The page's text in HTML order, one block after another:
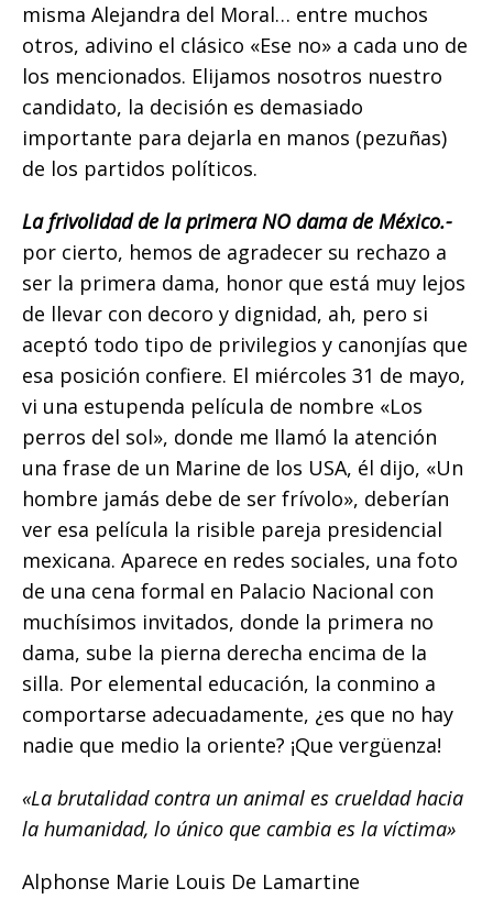
misma Alejandra del Moral… entre muchos
otros, adivino el clásico «Ese no» a cada uno de
los mencionados. Elijamos nosotros nuestro
candidato, la decisión es demasiado
importante para dejarla en manos (pezuñas)
de los partidos políticos.
La frivolidad de la primera NO dama de México.-
por cierto, hemos de agradecer su rechazo a
ser la primera dama, honor que está muy lejos
de llevar con decoro y dignidad, ah, pero si
aceptó todo tipo de privilegios y canonjías que
esa posición confiere. El miércoles 31 de mayo,
vi una estupenda película de nombre «Los
perros del sol», donde me llamó la atención
una frase de un Marine de los USA, él dijo, «Un
hombre jamás debe de ser frívolo», deberían
ver esa película la risible pareja presidencial
mexicana. Aparece en redes sociales, una foto
de una cena formal en Palacio Nacional con
muchísimos invitados, donde la primera no
dama, sube la pierna derecha encima de la
silla. Por elemental educación, la conmino a
comportarse adecuadamente, ¿es que no hay
nadie que medio la oriente? ¡Que vergüenza!
«La brutalidad contra un animal es crueldad hacia
la humanidad, lo único que cambia es la víctima»
Alphonse Marie Louis De Lamartine